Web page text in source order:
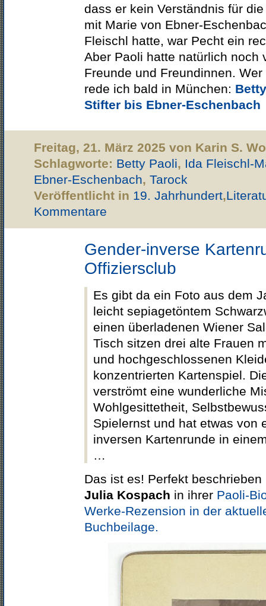
dass er kein Verständnis für
mit Marie von Ebner-
Fleischl hatte, war Pecht ein
Aber Paoli hatte natürlich noch
Freunde und Freundinnen.
rede ich bald in München:
Stifter bis Ebner-Eschenbach
Freitag, 21. März 2025 von Karin S.
Schlagworte: Betty Paoli, Ida Fleischl-
Ebner-Eschenbach, Tarock
Veröffentlicht in 19. Jahrhundert,
Kommentare
Gender-inverse
Offiziersclub
Es gibt da ein Foto aus dem
leicht sepiagetöntem
einen überladenen Wiener
Tisch sitzen drei alte Frauen
und hochgeschlossenen
konzentrierten Kartenspiel.
verströmt eine wunderliche
Wohlgesittetheit,
Spielernst und hat etwas von
inversen Kartenrunde in
…
Das ist es! Perfekt
Julia Kospach in ihrer Paoli-
Werke-Rezension in der
Buchbeilage.